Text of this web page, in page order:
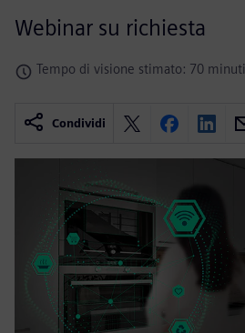
Webinar su richiesta
Tempo di visione stimato: 70 minuti
Condividi